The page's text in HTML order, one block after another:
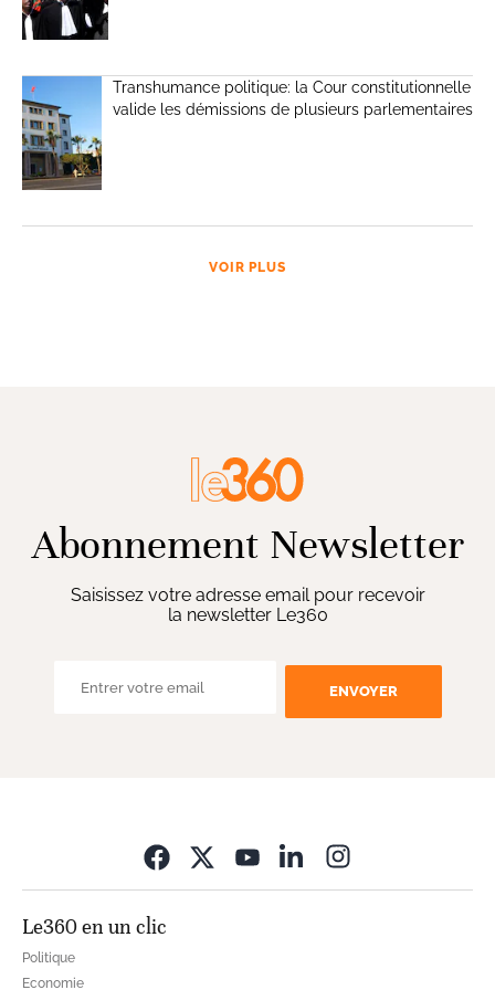
Transhumance politique: la Cour constitutionnelle
valide les démissions de plusieurs parlementaires
VOIR PLUS
Abonnement Newsletter
Saisissez votre adresse email pour recevoir
la newsletter Le360
ENVOYER
Le360 en un clic
Politique
Economie